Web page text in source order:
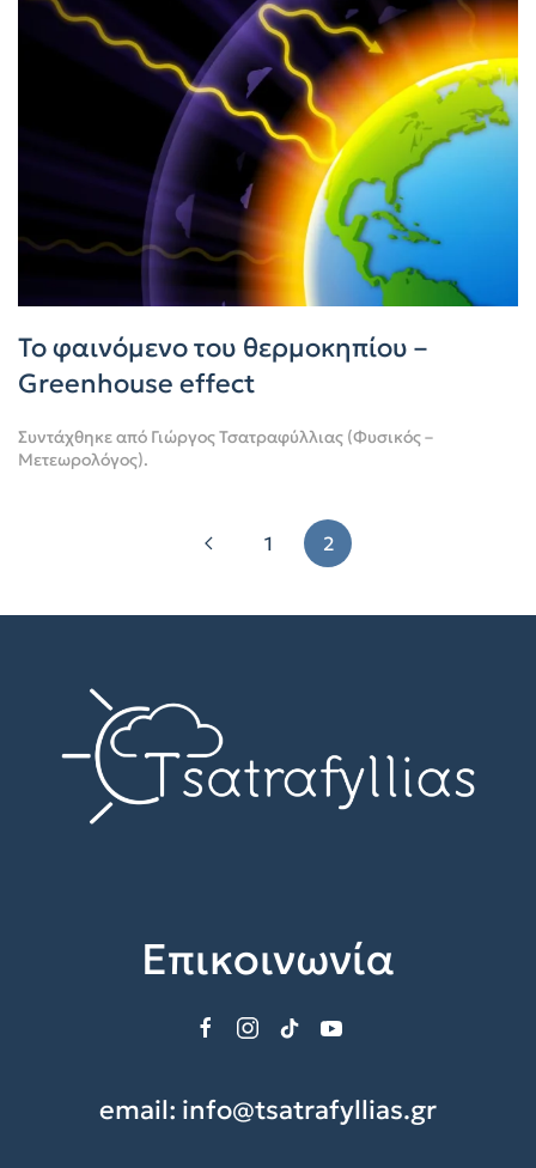
Το φαινόμενο του θερμοκηπίου –
Greenhouse effect
Συντάχθηκε από Γιώργος Τσατραφύλλιας (Φυσικός –
Μετεωρολόγος).
1 2
Επικοινωνία
email: info@tsatrafyllias.gr